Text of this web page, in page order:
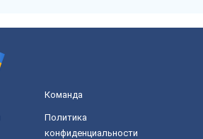
Команда
Политика
конфиденциальности